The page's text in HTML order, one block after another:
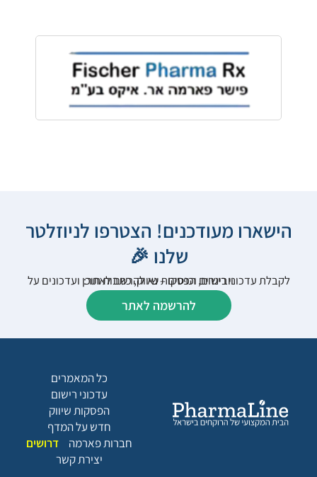
הישארו מעודכנים! הצטרפו לניוזלטר
שלנו 🎉
לקבלת עדכוני רישום, הפסקות שיווק, כתבות תוכן ועדכונים על וובינרים וכנסים – נא להרשם לאתר:
להרשמה לאתר
כל המאמרים
עדכוני רישום
הפסקות שיווק
חדש על המדף
חברות פארמה
דרושים
יצירת קשר